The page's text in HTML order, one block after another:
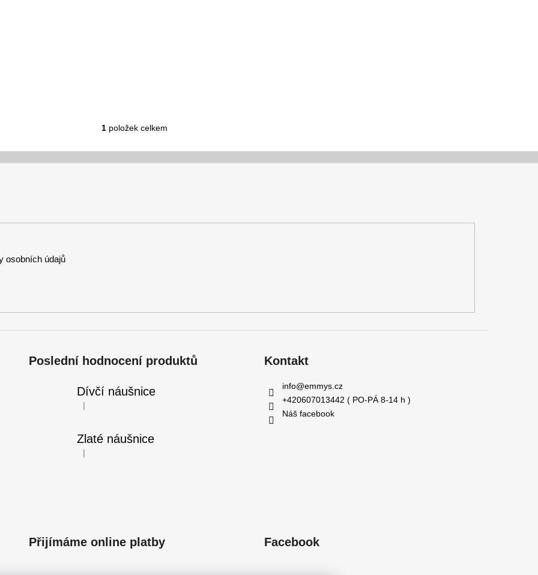
O
l
í
p
s
1 položek celkem
osobních údajů
Poslední hodnocení produktů
Dívčí náušnice
Hodnocení produktu je 5 z 5 hvězdiček.
|
Zlaté náušnice
Hodnocení produktu je 5 z 5 hvězdiček.
|
Kontakt
info@emmys.cz
+420607013442 ( PO-PÁ 8-14 h )
Náš facebook
Přijímáme online platby Facebook